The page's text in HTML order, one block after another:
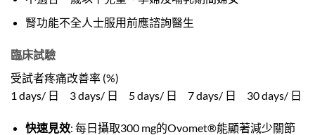
腎功能不全人士服用前應諮詢醫生
臨床試驗
受試者疼痛改善率 (%)
1 days/ 日 3 days/ 日 5 days/ 日 7 days/ 日 30 days/ 日
快速見效: 每日攝取300 mg的Ovomet®能顯著減少關節